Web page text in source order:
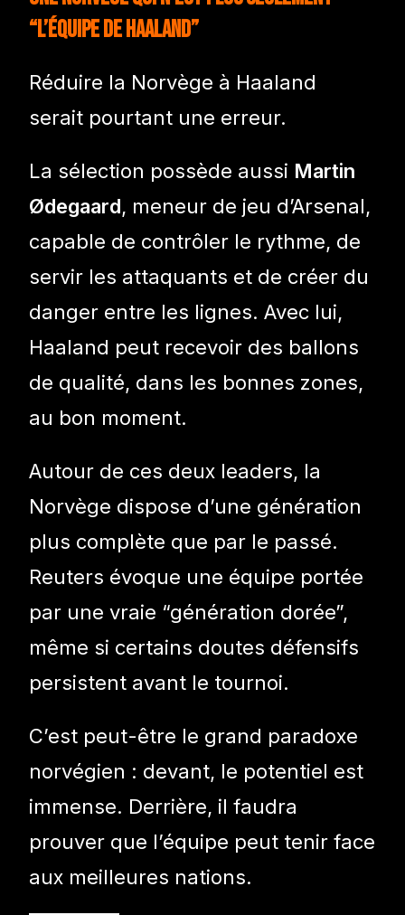
“l’équipe de Haaland”
Réduire la Norvège à Haaland
serait pourtant une erreur.
La sélection possède aussi Martin
Ødegaard, meneur de jeu d’Arsenal,
capable de contrôler le rythme, de
servir les attaquants et de créer du
danger entre les lignes. Avec lui,
Haaland peut recevoir des ballons
de qualité, dans les bonnes zones,
au bon moment.
Autour de ces deux leaders, la
Norvège dispose d’une génération
plus complète que par le passé.
Reuters évoque une équipe portée
par une vraie “génération dorée”,
même si certains doutes défensifs
persistent avant le tournoi.
C’est peut-être le grand paradoxe
norvégien : devant, le potentiel est
immense. Derrière, il faudra
prouver que l’équipe peut tenir face
aux meilleures nations.